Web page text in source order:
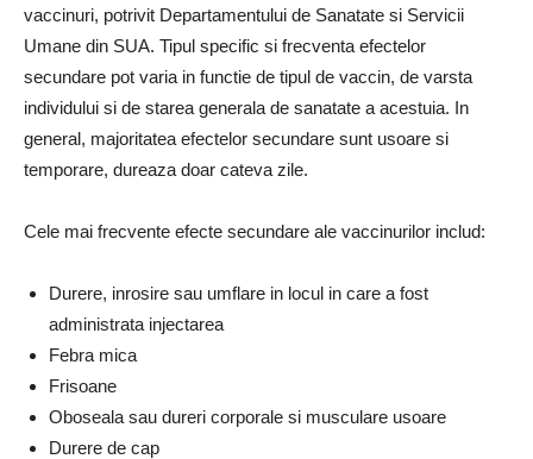
vaccinuri, potrivit Departamentului de Sanatate si Servicii
Umane din SUA. Tipul specific si frecventa efectelor
secundare pot varia in functie de tipul de vaccin, de varsta
individului si de starea generala de sanatate a acestuia. In
general, majoritatea efectelor secundare sunt usoare si
temporare, dureaza doar cateva zile.
Cele mai frecvente efecte secundare ale vaccinurilor includ:
Durere, inrosire sau umflare in locul in care a fost
administrata injectarea
Febra mica
Frisoane
Oboseala sau dureri corporale si musculare usoare
Durere de cap